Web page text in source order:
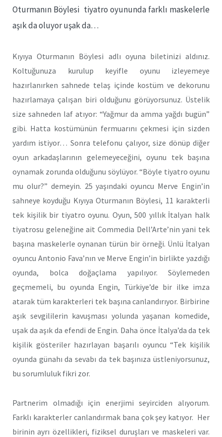
Oturmanın Böylesi tiyatro oyununda farklı maskelerle
aşık da oluyor uşak da…
Kıyıya Oturmanın Böylesi adlı oyuna biletinizi aldınız.
Koltuğunuza kurulup keyifle oyunu izleyemeye
hazırlanırken sahnede telaş içinde kostüm ve dekorunu
hazırlamaya çalışan biri olduğunu görüyorsunuz. Üstelik
size sahneden laf atıyor: “Yağmur da amma yağdı bugün”
gibi. Hatta kostümünün fermuarını çekmesi için sizden
yardım istiyor… Sonra telefonu çalıyor, size dönüp diğer
oyun arkadaşlarının gelemeyeceğini, oyunu tek başına
oynamak zorunda olduğunu söylüyor. “Böyle tiyatro oyunu
mu olur?” demeyin. 25 yaşındaki oyuncu Merve Engin’in
sahneye koyduğu Kıyıya Oturmanın Böylesi, 11 karakterli
tek kişilik bir tiyatro oyunu. Oyun, 500 yıllık İtalyan halk
tiyatrosu geleneğine ait Commedia Dell’Arte’nin yani tek
başına maskelerle oynanan türün bir örneği. Ünlü İtalyan
oyuncu Antonio Fava’nın ve Merve Engin’in birlikte yazdığı
oyunda, bolca doğaçlama yapılıyor. Söylemeden
geçmemeli, bu oyunda Engin, Türkiye’de bir ilke imza
atarak tüm karakterleri tek başına canlandırıyor. Birbirine
aşık sevgililerin kavuşması yolunda yaşanan komedide,
uşak da aşık da efendi de Engin. Daha önce İtalya’da da tek
kişilik gösteriler hazırlayan başarılı oyuncu “Tek kişilik
oyunda günahı da sevabı da tek başınıza üstleniyorsunuz,
bu sorumluluk fikri zor.
Partnerim olmadığı için enerjimi seyirciden alıyorum.
Farklı karakterler canlandırmak bana çok şey katıyor. Her
birinin ayrı özellikleri, fiziksel duruşları ve maskeleri var.